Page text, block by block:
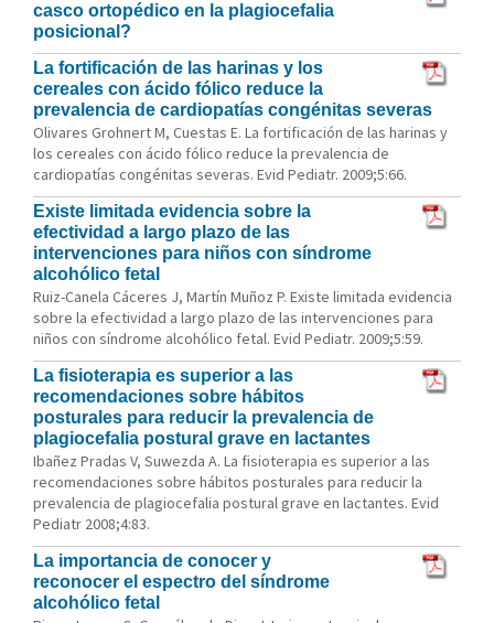
casco ortopédico en la plagiocefalia
posicional?
La fortificación de las harinas y los
cereales con ácido fólico reduce la
prevalencia de cardiopatías congénitas severas
Olivares Grohnert M, Cuestas E. La fortificación de las harinas y
los cereales con ácido fólico reduce la prevalencia de
cardiopatías congénitas severas. Evid Pediatr. 2009;5:66.
Existe limitada evidencia sobre la
efectividad a largo plazo de las
intervenciones para niños con síndrome
alcohólico fetal
Ruiz-Canela Cáceres J, Martín Muñoz P. Existe limitada evidencia
sobre la efectividad a largo plazo de las intervenciones para
niños con síndrome alcohólico fetal. Evid Pediatr. 2009;5:59.
La fisioterapia es superior a las
recomendaciones sobre hábitos
posturales para reducir la prevalencia de
plagiocefalia postural grave en lactantes
Ibañez Pradas V, Suwezda A. La fisioterapia es superior a las
recomendaciones sobre hábitos posturales para reducir la
prevalencia de plagiocefalia postural grave en lactantes. Evid
Pediatr 2008;4:83.
La importancia de conocer y
reconocer el espectro del síndrome
alcohólico fetal